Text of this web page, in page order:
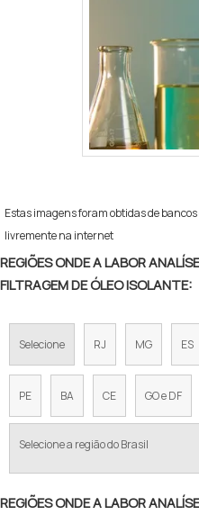
Estas imagens foram obtidas de
livremente na internet
REGIÕES ONDE A LABOR
FILTRAGEM DE ÓLEO ISOLANTE:
Selecione RJ MG ES
PE BA CE GO e DF
Selecione a região do Brasil
REGIÕES ONDE A LABOR